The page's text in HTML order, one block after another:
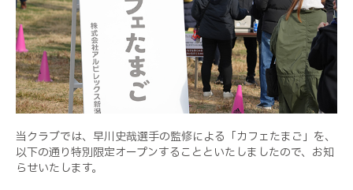
当クラブでは、早川史哉選手の監修による「カフェたまご」を、
以下の通り特別限定オープンすることといたしましたので、お知
らせいたします。